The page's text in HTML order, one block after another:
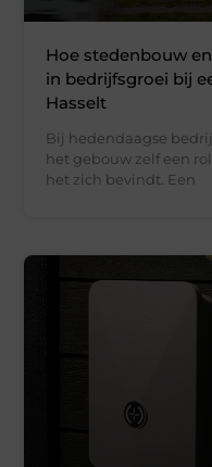
Hoe stedenbouw
in bedrijfsgroei bij
Hasselt
Bij hedendaagse
het gebouw zelf een
het zich bevindt. Een